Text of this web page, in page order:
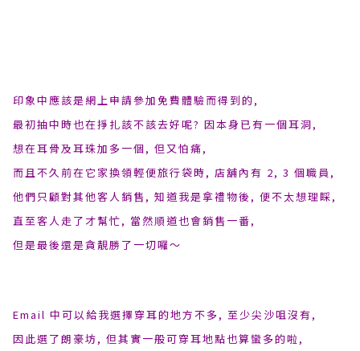
印象中應該是網上申請參加免費體驗而得到的,
最初抽中時也在掙扎該不該去好呢? 因本身已有一個耳洞,
想在耳骨及耳珠加多一個, 但又怕痛,
而且不久前在它家換領輕便旅行袋時, 店舖內有 2, 3 個職員,
他們只顧對其他客人銷售, 知道我是拿禮物後, 便不太想理睬,
直至客人走了才幫忙, 當然順道也會銷售一番,
但是最後還是貪靚勝了一切囉〜
Email 中可以給我選擇穿耳的地方不多, 至少尖沙咀沒有,
因此選了朗豪坊, 但其實一般可穿耳地點也算蠻多的啦,